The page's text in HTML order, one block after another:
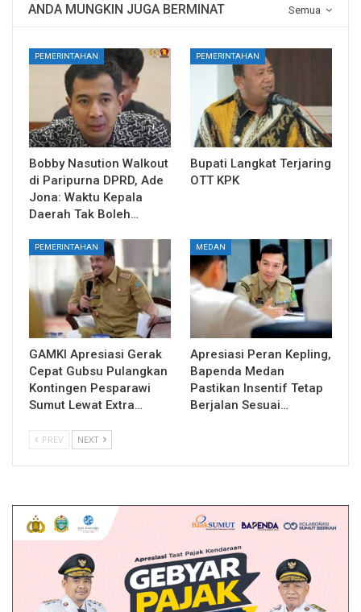
Semua
ANDA MUNGKIN JUGA BERMINAT
PEMERINTAHAN
Bobby Nasution Walkout
di Paripurna DPRD, Ade
Jona: Waktu Kepala
Daerah Tak Boleh…
PEMERINTAHAN
Bupati Langkat Terjaring
OTT KPK
PEMERINTAHAN
GAMKI Apresiasi Gerak
Cepat Gubsu Pulangkan
Kontingen Pesparawi
Sumut Lewat Extra…
MEDAN
Apresiasi Peran Kepling,
Bapenda Medan
Pastikan Insentif Tetap
Berjalan Sesuai…
PREV NEXT